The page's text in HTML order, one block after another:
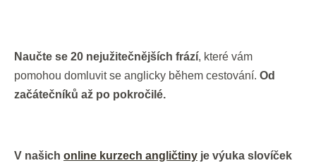
Naučte se 20 nejužitečnějších frází, které vám
pomohou domluvit se anglicky během cestování. Od
začátečníků až po pokročilé.
V našich online kurzech angličtiny je výuka slovíček